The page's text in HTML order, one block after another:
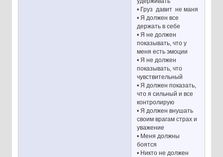
• Груз давит не маня
• Я должен все
держать в себе
• Я не должен
показывать, что у
меня есть эмоции
• Я не должен
показывать, что
чувствительный
• Я должен показать,
что я сильный и все
контролирую
• Я должен внушать
своим врагам страх и
уважение
• Меня должны
боятся
• Никто не должен